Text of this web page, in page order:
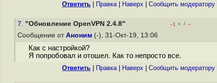
Ответить Правка| Наверх Cообщить модератору
7. "Обновление OpenVPN 2.4.8" –1 + / –
Сообщение от Аноним (-), 31-Окт-19, 13:06
Как с настройкой?
Я попробовал и отошел. Как то непросто все.
Ответить Правка| Наверх Cообщить модератору